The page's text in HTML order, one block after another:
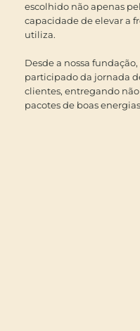
escolhido não apenas
capacidade de elevar a
utiliza.
Desde a nossa
participado da jornada
clientes, entregando
pacotes de boas